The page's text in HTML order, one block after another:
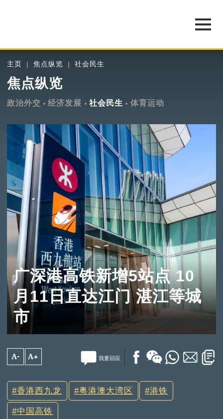
主页 焦点纵览 社会民生
焦点纵览
政治外交 经济发展 社会民生 体育运动
广深港高铁新增5站点 10
月11日直达江门 湛江等城
市
A- A+ 我要回应
香港西九龙 粤港澳大湾区 港铁
中国高铁